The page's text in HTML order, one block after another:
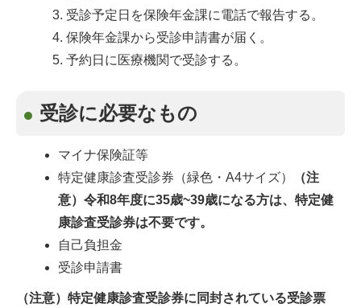
受診予定日を保険年金課に電話で報告する。
保険年金課から受診申請書が届く。
予約日に医療機関で受診する。
受診に必要なもの
マイナ保険証等
特定健康診査受診券（緑色・A4サイズ）
（注
意）令和8年度に35歳~39歳になる方は、特定健
康診査受診券は不要です。
自己負担金
受診申請書
（注意）特定健康診査受診券に同封されている受診票